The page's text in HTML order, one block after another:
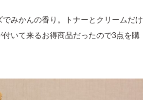
みかんの香り。トナーとクリームだけ
いて来るお得商品だったので3点を購